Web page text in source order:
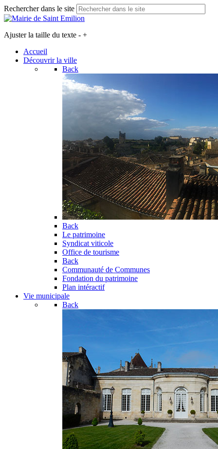
Rechercher dans le site
Ajuster la taille du texte - +
Accueil
Découvrir la ville
Back
Back
Le patrimoine
Syndicat viticole
Office de tourisme
Back
Communauté de Communes
Fondation du patrimoine
Plan intéractif
Vie municipale
Back